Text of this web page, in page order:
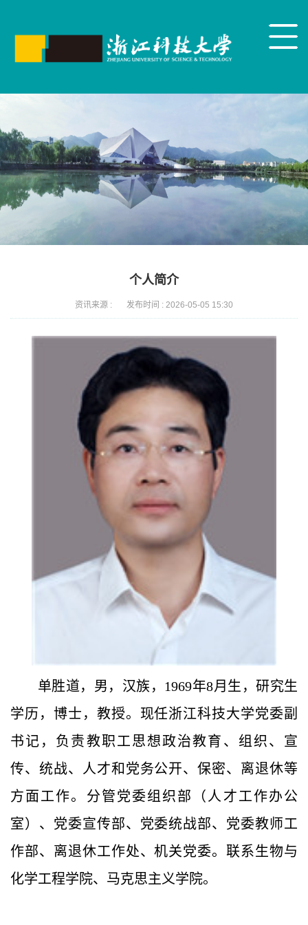
个人简介
资讯来源 : 发布时间 : 2026-05-05 15:30
单胜道，男，汉族，1969年8月生，研究生
学历，博士，教授。 现任浙江科技大学党委副
书记， 负责教职工思想政治教育、组织、宣
传、统战、人才和党务公开、保密、离退休等
方面工作。分管党委组织部（人才工作办公
室）、党委宣传部、党委统战部、党委教师工
作部、离退休工作处、机关党委。联系生物与
化学工程学院、马克思主义学院。